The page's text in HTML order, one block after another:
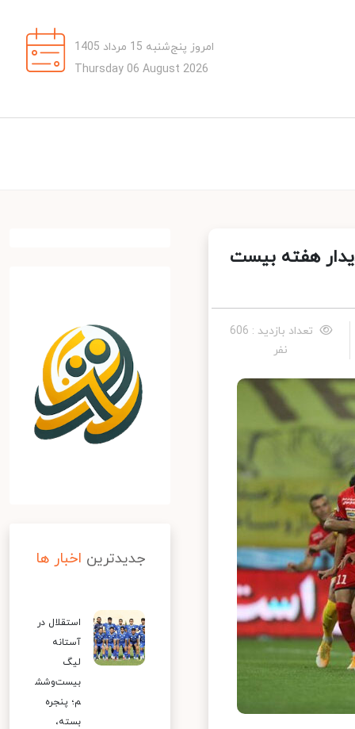
امروز پنج‌شنبه 15 مرداد 1405
Thursday 06 August 2026
هفته بیست
تعداد بازدید : 606
نفر
جدیدترین اخبار ها
استقلال در
آستانه
لیگ
بیست‌وشش
م؛ پنجره
بسته،